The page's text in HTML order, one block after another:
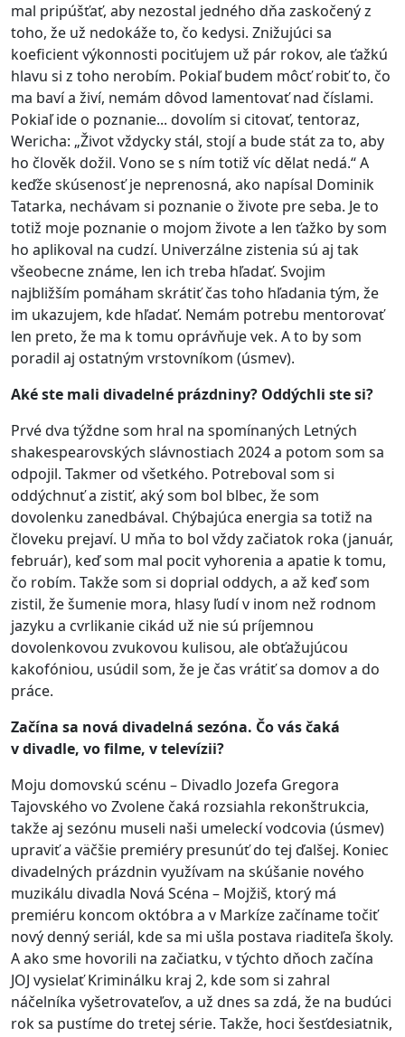
mal pripúšťať, aby nezostal jedného dňa zaskočený z
toho, že už nedokáže to, čo kedysi. Znižujúci sa
koeficient výkonnosti pociťujem už pár rokov, ale ťažkú
hlavu si z toho nerobím. Pokiaľ budem môcť robiť to, čo
ma baví a živí, nemám dôvod lamentovať nad číslami.
Pokiaľ ide o poznanie... dovolím si citovať, tentoraz,
Wericha: „Život vždycky stál, stojí a bude stát za to, aby
ho člověk dožil. Vono se s ním totiž víc dělat nedá.“ A
keďže skúsenosť je neprenosná, ako napísal Dominik
Tatarka, nechávam si poznanie o živote pre seba. Je to
totiž moje poznanie o mojom živote a len ťažko by som
ho aplikoval na cudzí. Univerzálne zistenia sú aj tak
všeobecne známe, len ich treba hľadať. Svojim
najbližším pomáham skrátiť čas toho hľadania tým, že
im ukazujem, kde hľadať. Nemám potrebu mentorovať
len preto, že ma k tomu oprávňuje vek. A to by som
poradil aj ostatným vrstovníkom (úsmev).
Aké ste mali divadelné prázdniny? Oddýchli ste si?
Prvé dva týždne som hral na spomínaných Letných
shakespearovských slávnostiach 2024 a potom som sa
odpojil. Takmer od všetkého. Potreboval som si
oddýchnuť a zistiť, aký som bol blbec, že som
dovolenku zanedbával. Chýbajúca energia sa totiž na
človeku prejaví. U mňa to bol vždy začiatok roka (január,
február), keď som mal pocit vyhorenia a apatie k tomu,
čo robím. Takže som si doprial oddych, a až keď som
zistil, že šumenie mora, hlasy ľudí v inom než rodnom
jazyku a cvrlikanie cikád už nie sú príjemnou
dovolenkovou zvukovou kulisou, ale obťažujúcou
kakofóniou, usúdil som, že je čas vrátiť sa domov a do
práce.
Začína sa nová divadelná sezóna. Čo vás čaká
v divadle, vo filme, v televízii?
Moju domovskú scénu – Divadlo Jozefa Gregora
Tajovského vo Zvolene čaká rozsiahla rekonštrukcia,
takže aj sezónu museli naši umeleckí vodcovia (úsmev)
upraviť a väčšie premiéry presunúť do tej ďalšej. Koniec
divadelných prázdnin využívam na skúšanie nového
muzikálu divadla Nová Scéna – Mojžiš, ktorý má
premiéru koncom októbra a v Markíze začíname točiť
nový denný seriál, kde sa mi ušla postava riaditeľa školy.
A ako sme hovorili na začiatku, v týchto dňoch začína
JOJ vysielať Kriminálku kraj 2, kde som si zahral
náčelníka vyšetrovateľov, a už dnes sa zdá, že na budúci
rok sa pustíme do tretej série. Takže, hoci šesťdesiatnik,